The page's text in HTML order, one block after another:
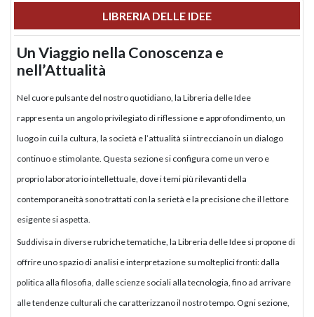
LIBRERIA DELLE IDEE
Un Viaggio nella Conoscenza e
nell’Attualità
Nel cuore pulsante del nostro quotidiano, la Libreria delle Idee
rappresenta un angolo privilegiato di riflessione e approfondimento, un
luogo in cui la cultura, la società e l’attualità si intrecciano in un dialogo
continuo e stimolante. Questa sezione si configura come un vero e
proprio laboratorio intellettuale, dove i temi più rilevanti della
contemporaneità sono trattati con la serietà e la precisione che il lettore
esigente si aspetta.
Suddivisa in diverse rubriche tematiche, la Libreria delle Idee si propone di
offrire uno spazio di analisi e interpretazione su molteplici fronti: dalla
politica alla filosofia, dalle scienze sociali alla tecnologia, fino ad arrivare
alle tendenze culturali che caratterizzano il nostro tempo. Ogni sezione,